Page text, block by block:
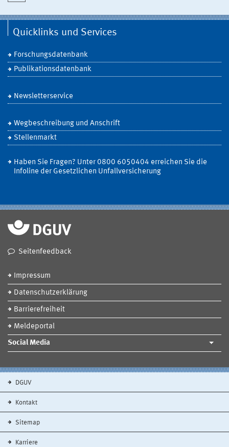
Quicklinks und Services
Forschungsdatenbank
Publikationsdatenbank
Newsletterservice
Wegbeschreibung und Anschrift
Stellenmarkt
Haben Sie Fragen? Unter 0800 6050404 erreichen Sie die
Infoline der Gesetzlichen Unfallversicherung
Seitenfeedback
Impressum
Datenschutzerklärung
Barrierefreiheit
Meldeportal
Social Media
DGUV
Kontakt
Sitemap
Karriere